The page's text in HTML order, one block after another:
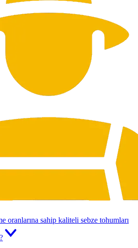
oranlarına sahip kaliteli sebze tohumları